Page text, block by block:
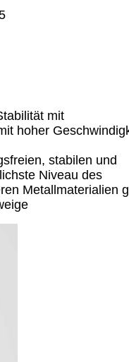
mit
hoher
stabilen und
Niveau des
Metallmaterialien